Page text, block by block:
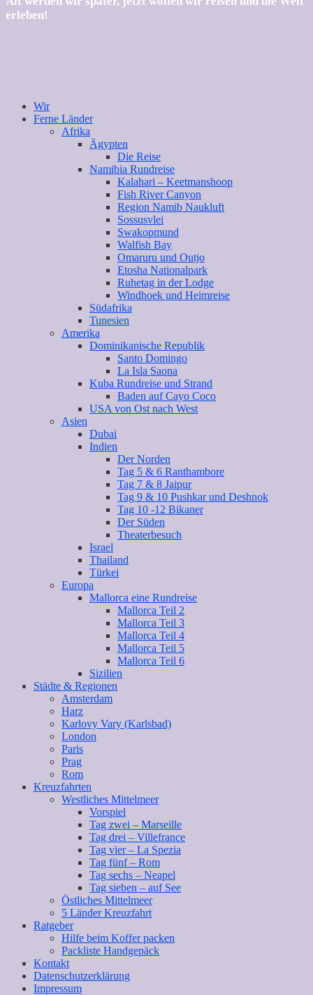
erleben!
Wir
Ferne Länder
Afrika
Ägypten
Die Reise
Namibia Rundreise
Kalahari – Keetmanshoop
Fish River Canyon
Region Namib Naukluft
Sossusvlei
Swakopmund
Walfish Bay
Omaruru und Outjo
Etosha Nationalpark
Ruhetag in der Lodge
Windhoek und Heimreise
Südafrika
Tunesien
Amerika
Dominikanische Republik
Santo Domingo
La Isla Saona
Kuba Rundreise und Strand
Baden auf Cayo Coco
USA von Ost nach West
Asien
Dubai
Indien
Der Norden
Tag 5 & 6 Ranthambore
Tag 7 & 8 Jaipur
Tag 9 & 10 Pushkar und Deshnok
Tag 10 -12 Bikaner
Der Süden
Theaterbesuch
Israel
Thailand
Türkei
Europa
Mallorca eine Rundreise
Mallorca Teil 2
Mallorca Teil 3
Mallorca Teil 4
Mallorca Teil 5
Mallorca Teil 6
Sizilien
Städte & Regionen
Amsterdam
Harz
Karlovy Vary (Karlsbad)
London
Paris
Prag
Rom
Kreuzfahrten
Westliches Mittelmeer
Vorspiel
Tag zwei – Marseille
Tag drei – Villefrance
Tag vier – La Spezia
Tag fünf – Rom
Tag sechs – Neapel
Tag sieben – auf See
Östliches Mittelmeer
5 Länder Kreuzfahrt
Ratgeber
Hilfe beim Koffer packen
Packliste Handgepäck
Kontakt
Datenschutzerklärung
Impressum